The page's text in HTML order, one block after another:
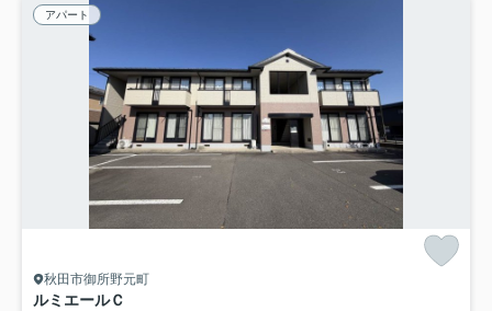
アパート
秋田市御所野元町
ルミエールＣ